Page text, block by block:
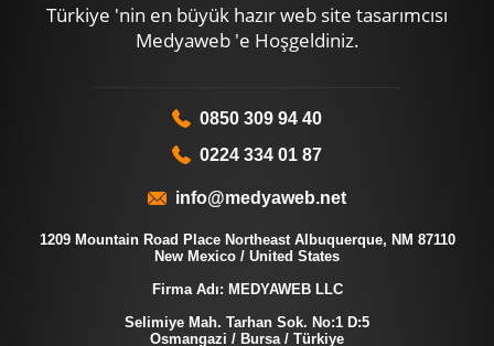
Türkiye 'nin en büyük hazır web site tasarımcısı
Medyaweb 'e Hoşgeldiniz.
0850 309 94 40
0224 334 01 87
info@medyaweb.net
1209 Mountain Road Place Northeast Albuquerque, NM 87110
New Mexico / United States
Firma Adı: MEDYAWEB LLC
Selimiye Mah. Tarhan Sok. No:1 D:5
Osmangazi / Bursa / Türkiye